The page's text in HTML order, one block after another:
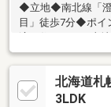
◆立地◆南北線「澄
目」徒歩7分◆ポイ
る）＆お庭付き・
のある明るいLDK
現状渡しのため、
リフォーム詳細◆
北海道札
3LDK